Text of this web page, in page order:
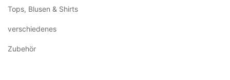
Tops, Blusen & Shirts
verschiedenes
Zubehör